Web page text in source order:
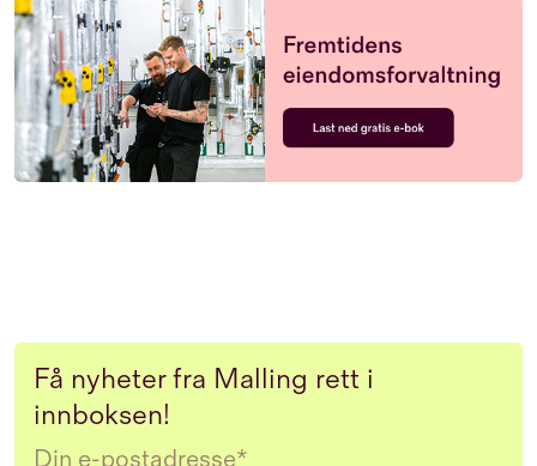
Få nyheter fra Malling rett i
innboksen!
Email